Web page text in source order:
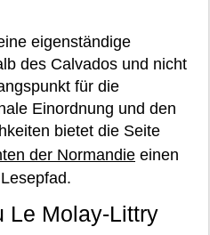
eigenständige
des Calvados und nicht
für die
Einordnung und den
bietet die Seite
der Normandie einen
Le Molay-Littry